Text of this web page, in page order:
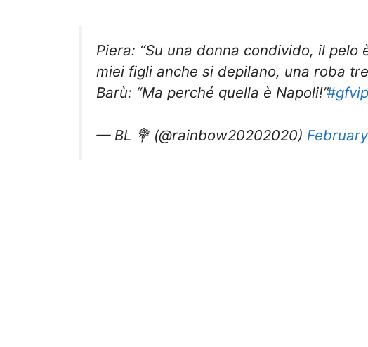
Piera: “Su una donna condivido, il pelo
miei figli anche si depilano, una roba
Barù: “Ma perché quella è Napoli!”#gfvip
— BL 💐 (@rainbow20202020)